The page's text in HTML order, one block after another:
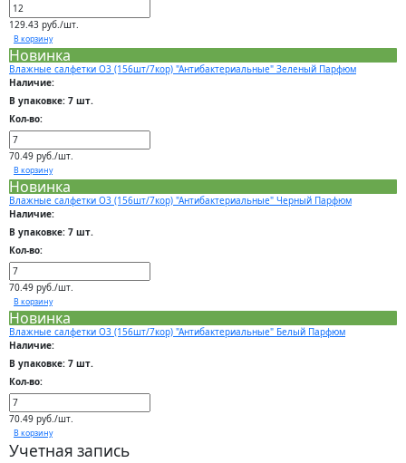
129.43 руб./шт.
В корзину
Новинка
Влажные салфетки О3 (156шт/7кор) "Антибактериальные" Зеленый Парфюм
Наличие:
В упаковке: 7 шт.
Кол-во:
70.49 руб./шт.
В корзину
Новинка
Влажные салфетки О3 (156шт/7кор) "Антибактериальные" Черный Парфюм
Наличие:
В упаковке: 7 шт.
Кол-во:
70.49 руб./шт.
В корзину
Новинка
Влажные салфетки О3 (156шт/7кор) "Антибактериальные" Белый Парфюм
Наличие:
В упаковке: 7 шт.
Кол-во:
70.49 руб./шт.
В корзину
Учетная запись